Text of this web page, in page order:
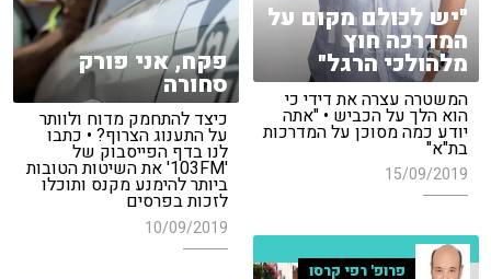
"יש לכולם מקום על
המדרכה חוץ
מלהולכי הרגל"
המשטרה עצרה את דידי כי
הוא הלך על הכביש • "אתה
יודע כמה מסוכן על המדרכות
בת"א"
15/09/2019
פקח, אני פורק
סחורה
כיצד להתחמק מדוח ולוותר
על התענוג הצרוף? • כתבו
לנו בדף הפייסבוק של
'103FM' את השיטות הטובות
ביותר להימנע מקנס ותוכלו
לזכות בפרסים
10/09/2019
פרופ' רפי קרסו